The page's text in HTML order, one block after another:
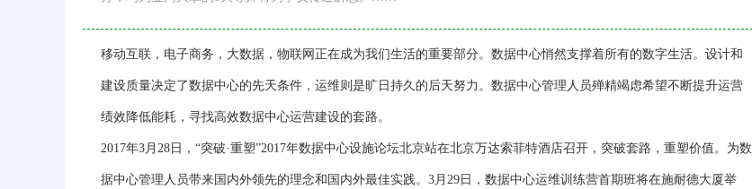
移动互联，电子商务，大数据，物联网正在成为我们生活的重要部分。数据中心悄然支撑着所有的数字生活。设计和
建设质量决定了数据中心的先天条件，运维则是旷日持久的后天努力。数据中心管理人员殚精竭虑希望不断提升运营
绩效降低能耗，寻找高效数据中心运营建设的套路。
2017年3月28日，“突破·重塑”2017年数据中心设施论坛北京站在北京万达索菲特酒店召开，突破套路，重塑价值。为数
据中心管理人员带来国内外领先的理念和国内外最佳实践。3月29日，数据中心运维训练营首期班将在施耐德大厦举